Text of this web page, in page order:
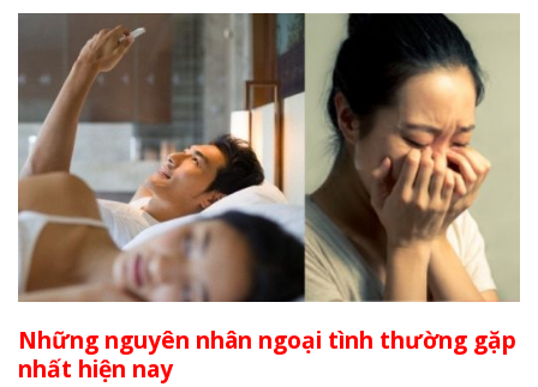
Những nguyên nhân ngoại tình thường gặp
nhất hiện nay